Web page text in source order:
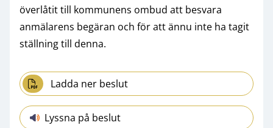
överlåtit till kommunens ombud att besvara
anmälarens begäran och för att ännu inte ha tagit
ställning till denna.
Ladda ner beslut
Lyssna på beslut